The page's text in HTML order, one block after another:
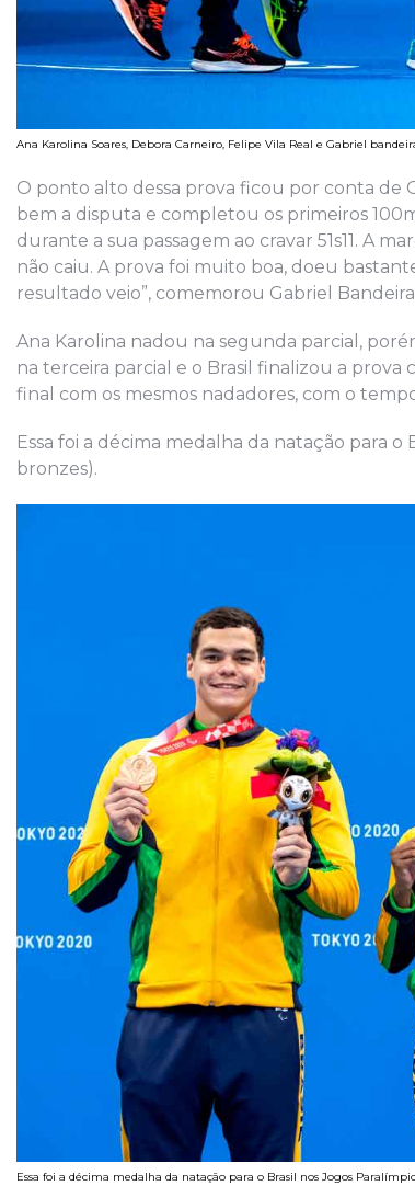
Ana Karolina Soares, Debora Carneiro, Felipe Vila Real e Gabriel
O ponto alto dessa prova ficou por conta de
bem a disputa e completou os primeiros
durante a sua passagem ao cravar 51s11. A
não caiu. A prova foi muito boa, doeu
resultado veio”, comemorou Gabriel
Ana Karolina nadou na segunda parcial,
na terceira parcial e o Brasil finalizou a prova
final com os mesmos nadadores, com o
Essa foi a décima medalha da natação para
bronzes).
Essa foi a décima medalha da natação para o Brasil nos Jogos